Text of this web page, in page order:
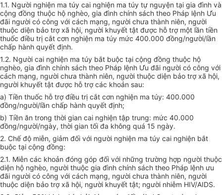
1.1. Người nghiện ma túy cai nghiện ma túy tự nguyện tại gia đình và
cộng đồng thuộc hộ nghèo, gia đình chính sách theo Pháp lệnh Ưu
đãi người có công với cách mạng, người chưa thành niên, người
thuộc diện bảo trợ xã hội, người khuyết tật được hỗ trợ một lần tiền
thuốc điều trị cắt cơn nghiện ma túy mức 400.000 đồng/người/lần
chấp hành quyết định.
1.2. Người cai nghiện ma túy bắt buộc tại cộng đồng thuộc hộ
nghèo, gia đình chính sách theo Pháp lệnh Ưu đãi người có công với
cách mạng, người chưa thành niên, người thuộc diện bảo trợ xã hội,
người khuyết tật được hỗ trợ các khoản sau:
a) Tiền thuốc hỗ trợ điều trị cắt cơn nghiện ma túy: 400.000
đồng/người/lần chấp hành quyết định;
b) Tiền ăn trong thời gian cai nghiện tập trung: mức 40.000
đồng/người/ngày, thời gian tối đa không quá 15 ngày.
2. Chế độ miễn, giảm đối với người nghiện ma túy cai nghiện bắt
buộc tại cộng đồng:
2.1. Miễn các khoản đóng góp đối với những trường hợp người thuộc
diện hộ nghèo, người thuộc gia đình chính sách theo Pháp lệnh ưu
đãi người có công với cách mạng, người chưa thành niên, người
thuộc diện bảo trợ xã hội, người khuyết tật; người nhiễm HIV/AIDS.